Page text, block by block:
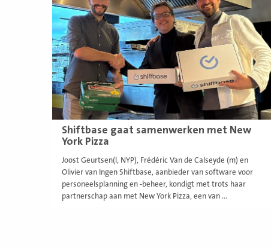
Shiftbase gaat samenwerken met New
York Pizza
Joost Geurtsen(l, NYP), Frédéric Van de Calseyde (m) en
Olivier van Ingen Shiftbase, aanbieder van software voor
personeelsplanning en -beheer, kondigt met trots haar
partnerschap aan met New York Pizza, een van ...
meer